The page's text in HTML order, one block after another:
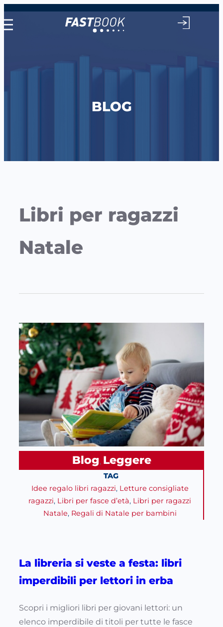
Vai
al
BLOG
Libri per ragazzi
Natale
Blog, Leggere
TAG
Idee regalo libri ragazzi, Letture consigliate
ragazzi, Libri per fasce d’età, Libri per ragazzi
Natale, Regali di Natale per bambini
La libreria si veste a festa: libri
imperdibili per lettori in erba
Scopri i migliori libri per giovani lettori: un
elenco imperdibile di titoli per tutte le fasce